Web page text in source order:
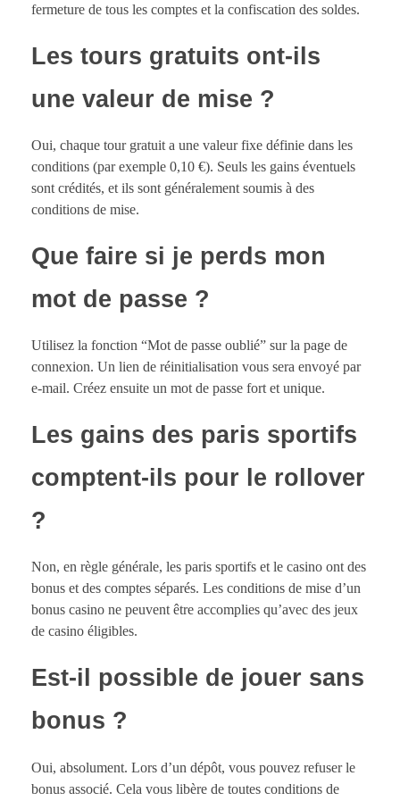
fermeture de tous les comptes et la confiscation des soldes.
Les tours gratuits ont-ils
une valeur de mise ?
Oui, chaque tour gratuit a une valeur fixe définie dans les
conditions (par exemple 0,10 €). Seuls les gains éventuels
sont crédités, et ils sont généralement soumis à des
conditions de mise.
Que faire si je perds mon
mot de passe ?
Utilisez la fonction “Mot de passe oublié” sur la page de
connexion. Un lien de réinitialisation vous sera envoyé par
e-mail. Créez ensuite un mot de passe fort et unique.
Les gains des paris sportifs
comptent-ils pour le rollover
?
Non, en règle générale, les paris sportifs et le casino ont des
bonus et des comptes séparés. Les conditions de mise d’un
bonus casino ne peuvent être accomplies qu’avec des jeux
de casino éligibles.
Est-il possible de jouer sans
bonus ?
Oui, absolument. Lors d’un dépôt, vous pouvez refuser le
bonus associé. Cela vous libère de toutes conditions de